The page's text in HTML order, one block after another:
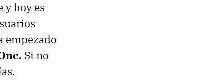
y hoy es
empezado
Si no